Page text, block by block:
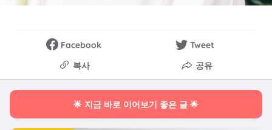
Facebook
Tweet
복사
공유
🌟 지금 바로 이어보기 좋은 글 🌟